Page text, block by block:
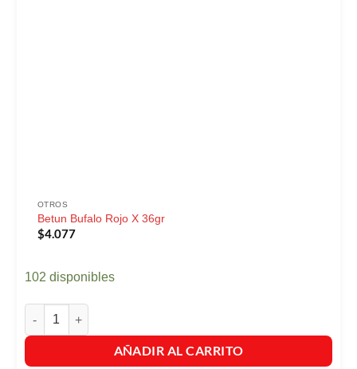
OTROS
Betun Bufalo Rojo X 36gr
$4.077
102 disponibles
Betun Bufalo Rojo X 36gr cantidad
AÑADIR AL CARRITO